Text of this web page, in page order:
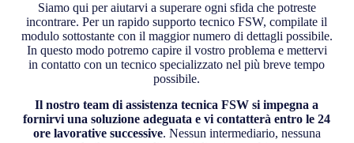
Siamo qui per aiutarvi a superare ogni sfida che potreste
incontrare. Per un rapido supporto tecnico FSW, compilate il
modulo sottostante con il maggior numero di dettagli possibile.
In questo modo potremo capire il vostro problema e mettervi
in contatto con un tecnico specializzato nel più breve tempo
possibile.
Il nostro team di assistenza tecnica FSW si impegna a
fornirvi una soluzione adeguata e vi contatterà entro le 24
ore lavorative successive. Nessun intermediario, nessuna